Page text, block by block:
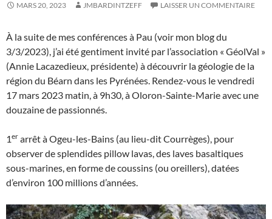
MARS 20, 2023 JMBARDINTZEFF LAISSER UN COMMENTAIRE
À la suite de mes conférences à Pau (voir mon blog du
3/3/2023), j’ai été gentiment invité par l’association « GéolVal »
(Annie Lacazedieux, présidente) à découvrir la géologie de la
région du Béarn dans les Pyrénées. Rendez-vous le vendredi
17 mars 2023 matin, à 9h30, à Oloron-Sainte-Marie avec une
douzaine de passionnés.
1er arrêt à Ogeu-les-Bains (au lieu-dit Courrèges), pour
observer de splendides pillow lavas, des laves basaltiques
sous-marines, en forme de coussins (ou oreillers), datées
d’environ 100 millions d’années.